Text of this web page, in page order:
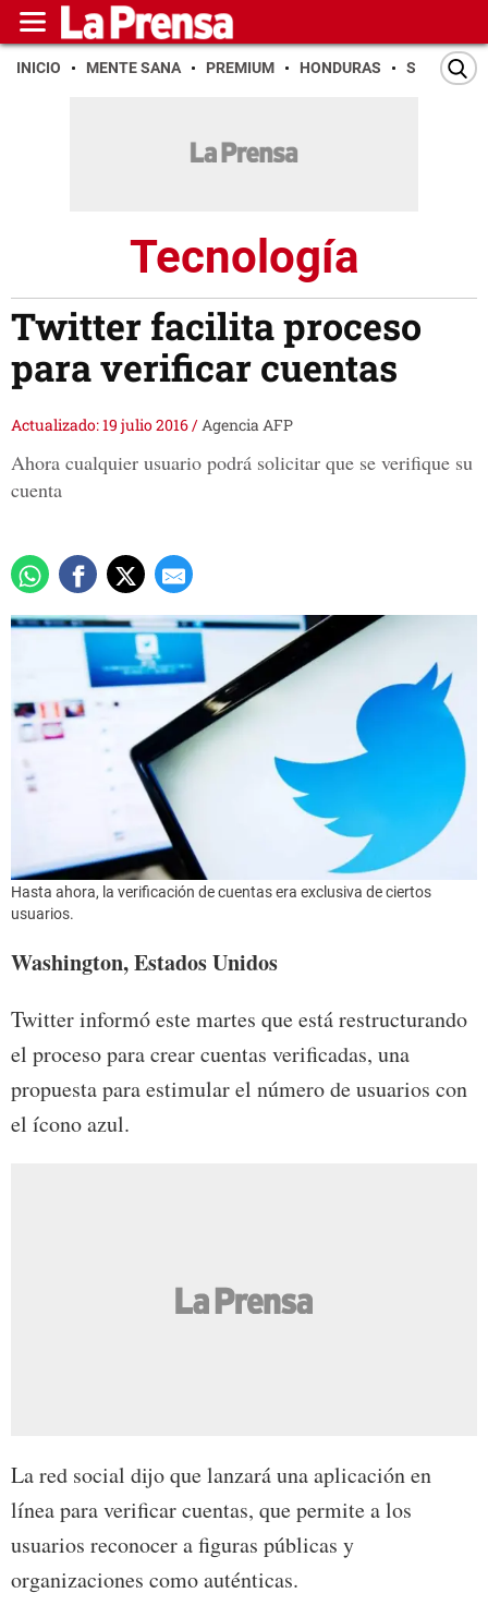
INICIO MENTE SANA PREMIUM HONDURAS SAN PEDRO
Tecnología
Twitter facilita proceso
para verificar cuentas
Actualizado: 19 julio 2016/Agencia AFP
Ahora cualquier usuario podrá solicitar que se verifique su
cuenta
Hasta ahora, la verificación de cuentas era exclusiva de ciertos
usuarios.
Washington, Estados Unidos
Twitter informó este martes que está restructurando
el proceso para crear cuentas verificadas, una
propuesta para estimular el número de usuarios con
el ícono azul.
La red social dijo que lanzará una aplicación en
línea para verificar cuentas, que permite a los
usuarios reconocer a figuras públicas y
organizaciones como auténticas.